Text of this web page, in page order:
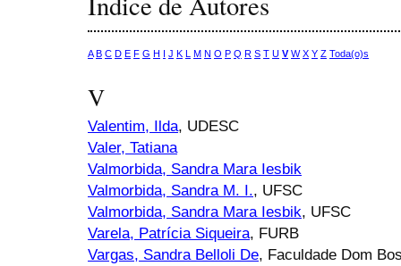
A B C D E F G H I J K L M N O P Q R S T U V W X Y Z Toda(o)s
V
Valentim, Ilda, UDESC
Valer, Tatiana
Valmorbida, Sandra Mara Iesbik
Valmorbida, Sandra M. I., UFSC
Valmorbida, Sandra Mara Iesbik, UFSC
Varela, Patrícia Siqueira, FURB
Vargas, Sandra Belloli De, Faculdade Dom